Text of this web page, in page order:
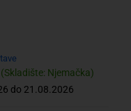
Njemačka)
do 21.08.2026